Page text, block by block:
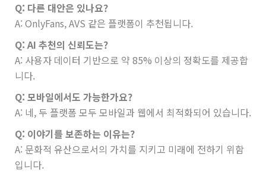
Q: 다른 대안은 있나요?
A: OnlyFans, AVS 같은 플랫폼이 추천됩니다.
Q: AI 추천의 신뢰도는?
A: 사용자 데이터 기반으로 약 85% 이상의 정확도를 제공합
니다.
Q: 모바일에서도 가능한가요?
A: 네, 두 플랫폼 모두 모바일과 웹에서 최적화되어 있습니다.
Q: 이야기를 보존하는 이유는?
A: 문화적 유산으로서의 가치를 지키고 미래에 전하기 위함
입니다.